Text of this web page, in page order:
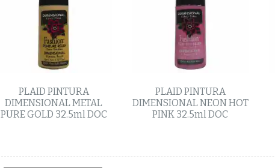
PLAID PINTURA
DIMENSIONAL METAL
PURE GOLD 32.5ml DOC
PLAID PINTURA
DIMENSIONAL NEON HOT
PINK 32.5ml DOC